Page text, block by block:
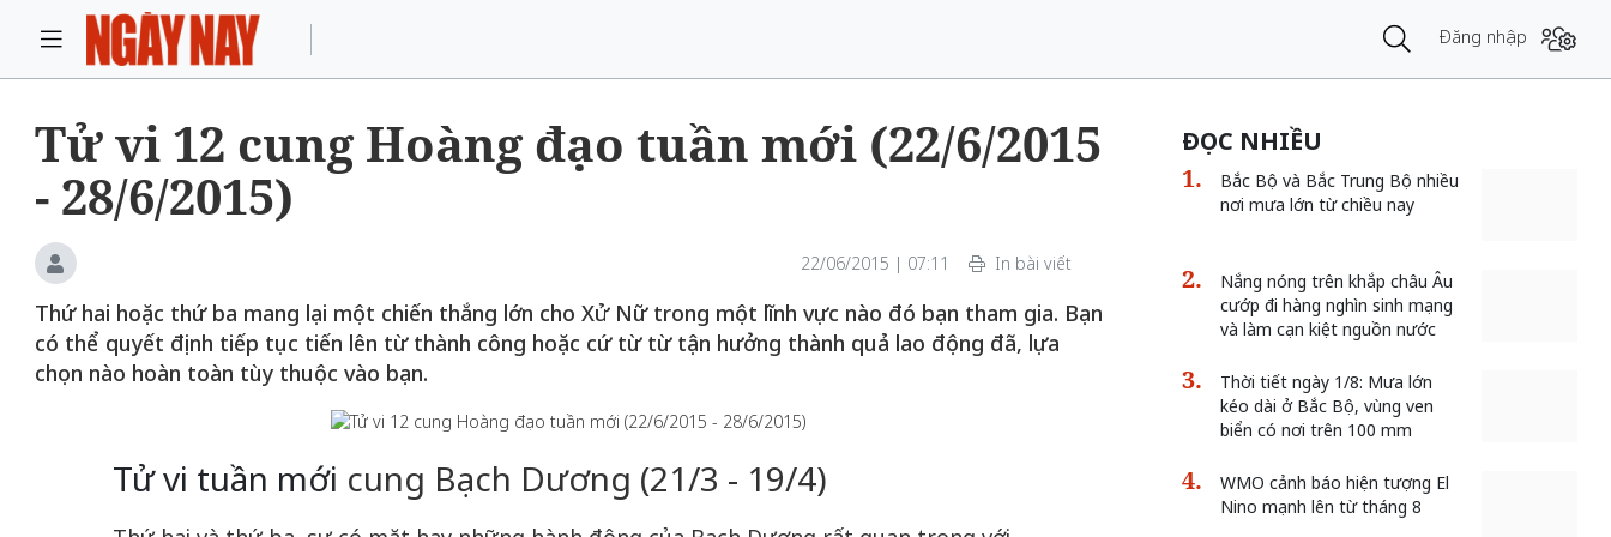
Đăng nhập
Tử vi 12 cung Hoàng đạo tuần mới (22/6/2015
- 28/6/2015)
22/06/2015 | 07:11 In bài viết
Thứ hai hoặc thứ ba mang lại một chiến thắng lớn cho Xử Nữ trong một lĩnh vực nào đó bạn tham gia. Bạn
có thể quyết định tiếp tục tiến lên từ thành công hoặc cứ từ từ tận hưởng thành quả lao động đã, lựa
chọn nào hoàn toàn tùy thuộc vào bạn.
Tử vi tuần mới cung Bạch Dương (21/3 - 19/4)
ĐỌC NHIỀU
Bắc Bộ và Bắc Trung Bộ nhiều
nơi mưa lớn từ chiều nay
Nắng nóng trên khắp châu Âu
cướp đi hàng nghìn sinh mạng
và làm cạn kiệt nguồn nước
Thời tiết ngày 1/8: Mưa lớn
kéo dài ở Bắc Bộ, vùng ven
biển có nơi trên 100 mm
WMO cảnh báo hiện tượng El
Nino mạnh lên từ tháng 8